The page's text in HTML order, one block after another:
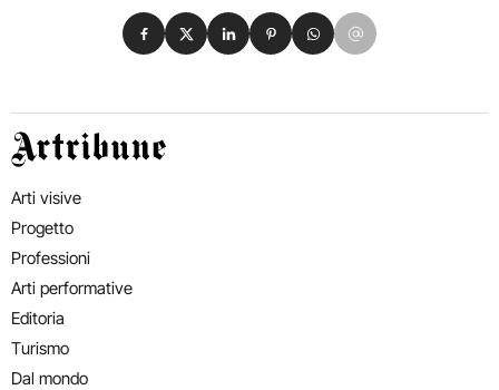
Condividi su Facebook
Condividi su X
Condividi su LinkedIn
Condividi su Pinterest
Condividi su WhatsApp
Condividi su Email
Artribune
Arti visive
Progetto
Professioni
Arti performative
Editoria
Turismo
Dal mondo